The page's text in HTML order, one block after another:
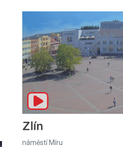
Zlín
náměstí Míru